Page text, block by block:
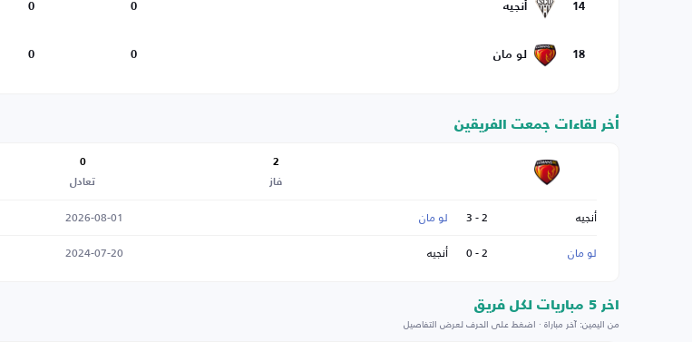
14 أنجيه 0
0
18 لو مان 0
0
أخر لقاءات جمعت الفريقين
2
فاز
0
تعادل
أنجيه 2 - 3 لو مان 2026-08-01
لو مان
2 - 0 أنجيه 2024-07-20
اخر 5 مباريات لكل فريق
من اليمين: آخر مباراة · اضغط على الحرف لعرض التفاصيل